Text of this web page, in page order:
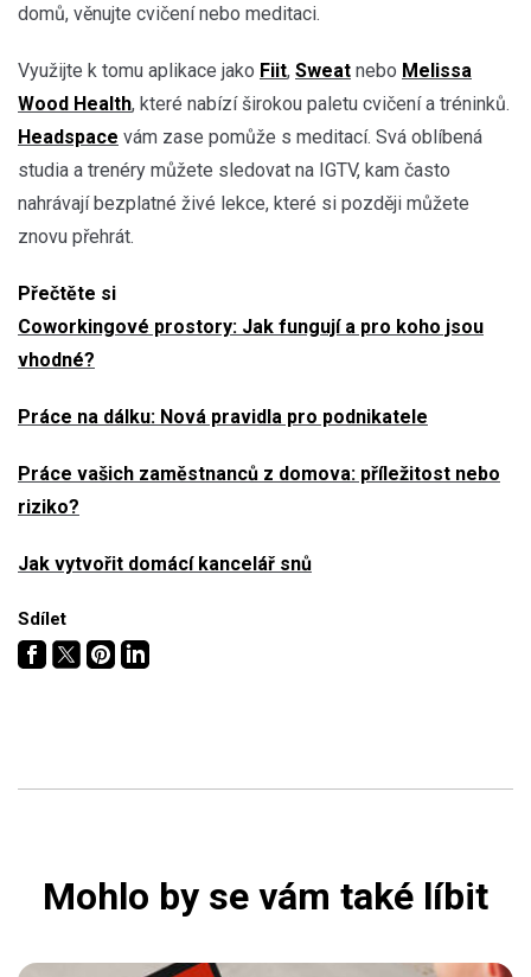
domů, věnujte cvičení nebo meditaci.
Využijte k tomu aplikace jako Fiit, Sweat nebo Melissa
Wood Health, které nabízí širokou paletu cvičení a tréninků.
Headspace vám zase pomůže s meditací. Svá oblíbená
studia a trenéry můžete sledovat na IGTV, kam často
nahrávají bezplatné živé lekce, které si později můžete
znovu přehrát.
Přečtěte si
Coworkingové prostory: Jak fungují a pro koho jsou
vhodné?
Práce na dálku: Nová pravidla pro podnikatele
Práce vašich zaměstnanců z domova: příležitost nebo
riziko?
Jak vytvořit domácí kancelář snů
Sdílet
Mohlo by se vám také líbit